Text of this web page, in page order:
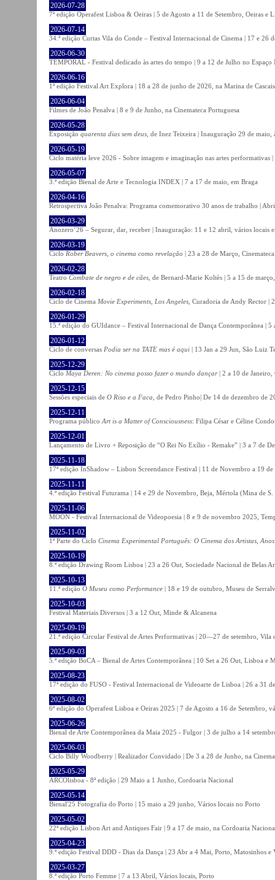
2026-07-28
7ª edição Operafest Lisboa & Oeiras | 5 de Agosto a 11 de Setembro, Oeiras e
2026-07-14
34.ª edição Curtas Vila do Conde – Festival Internacional de Cinema | 17 e 26
2026-06-30
TEMPORAL - Festival dedicado às artes do tempo | 9 a 12 de Julho no
2026-06-16
1ª edição Festival Art Explora | 18 a 28 de junho de 2026, na Marina de Cascais
2026-06-04
Filmes de João Penalva | 8 e 9 de Junho, na Cinemateca Portuguesa
2026-05-28
Exposição quarenta dias sem deus , de Inez Teixeira | Inauguração 29 de
2026-05-19
Ciclo matéria leve 2026 - Sobre imagem e imaginação nas artes
2026-05-07
3.ª edição Bienal de Arte e Tecnologia INDEX | 7 a 17 de maio, em Braga
2026-04-16
Retrospectiva João Penalva: Programa comemorativo 30 anos de trabalho |
2026-03-29
Anozero’26 – Segurar, dar, receber | Inauguração: 11 e 12 abril, vários locais
2026-03-19
Ciclo Rober Beavers, o cinema como revelação | 23 a 28 de Março,
2026-02-28
Teatro Combate de negro e de cães , de Bernard-Marie Koltès | 5 a 15 de
2026-02-18
Ciclo de Cinema Movie Experiments, Los Angeles , Curadoria de Andy Rector
2026-01-29
15.ª edição do GUIdance – Festival Internacional de Dança Contemporânea |
2026-01-12
Ciclo de conversas Podia ser na TATE mas é aqui | 13 Jan a 29 Jun, São Luiz
2025-12-29
Ciclo Maya Deren: No cinema posso fazer o mundo dançar| 2 a 10 de Janeiro,
2025-12-15
Sessões especiais de O Riso e a Faca , de Pedro Pinho| De 14 de dezembro de
2025-12-11
Programa público Art is a Matter of Consciousness: Filipa César e Céline
2025-12-01
Lançamento de Livro + Reposição de “O Rei No Exílio - Remake” | 3 a 7 de
2025-11-18
17ª edição InShadow – Lisbon Screendance Festival | 11 de Novembro a 19
2025-11-11
4.ª edição Festival Futurama | 14 e 29 de Novembro, Beja, Mértola (Mina de
2025-11-06
MOON - Festival Internacional de Videopoesia | 8 e 9 de novembro 2025,
2025-11-02
1ª Parte do Ciclo Cinema Experimental Português: O Cinema dos Artistas,
2025-10-19
8.ª edição Drawing Room Lisboa | 23 a 26 Out, Sociedade Nacional de Belas
2025-10-13
11.ª edição O Museu como Performance | 18 e 19 de outubro, Museu de
2025-10-03
Festival Materiais Diversos | 3 a 12 Out, Minde & Alcanena
2025-09-19
21.ª edição Circular Festival de Artes Performativas | 20—27 de setembro, Vila
2025-09-03
5.ª edição BoCA – Bienal de Artes Contemporânea | 10 Set a 26 Out, Lisboa e
2025-08-23
17ª edição do FUSO - Festival Internacional de Videoarte de Lisboa | 26 a 31
2025-08-02
6ª edição do Operafest Lisboa e Oeiras 2025 | 7 de Agosto a 16 de Setembro,
2025-06-26
Bienal de Arte Contemporânea da Maia 2025 - Fulgor | 3 de julho a 14
2025-06-03
Ciclo Billy Woodberry | Realizador Convidado | De 3 a 28 de Junho, na
2025-05-29
ARCOlisboa - 8ª edição | 29 Maio a 1 Junho, Cordoaria Nacional
2025-05-14
Bienal'25 Fotografia do Porto | 15 maio a 29 junho, Vários locais no Porto
2025-05-02
22ª edição Lisbon Art and Antiques Fair | 9 a 17 de maio, na Cordoaria
2025-04-23
9.ª edição Festival DDD - Dias da Dança | 23 Abr a 4 Mai, Porto, Matosinhos e
2025-03-27
8.ª edição Porto Femme | 7 a 13 Abril, Vários locais, Porto